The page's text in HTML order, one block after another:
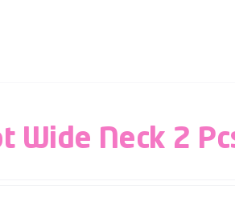
Wide Neck 2